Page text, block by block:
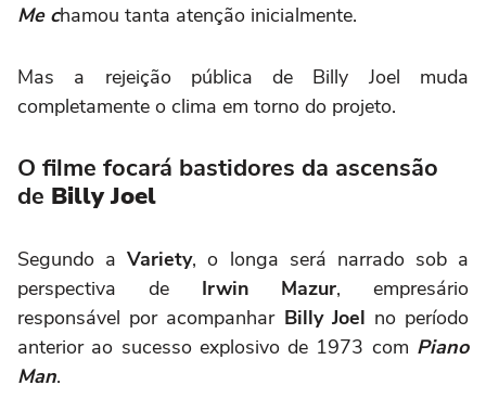
Me chamou tanta atenção inicialmente.
Mas a rejeição pública de Billy Joel muda
completamente o clima em torno do projeto.
O filme focará bastidores da ascensão
de Billy Joel
Segundo aVariety, o longa será narrado sob a
perspectiva de Irwin Mazur, empresário
responsável por acompanharBilly Joel no período
anterior ao sucesso explosivo de 1973 com Piano
Man.